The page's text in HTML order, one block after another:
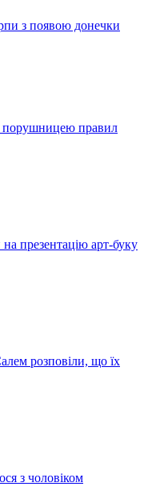
з появою донечки
порушницею правил
на презентацію арт-буку
розповіли, що їх
з чоловіком